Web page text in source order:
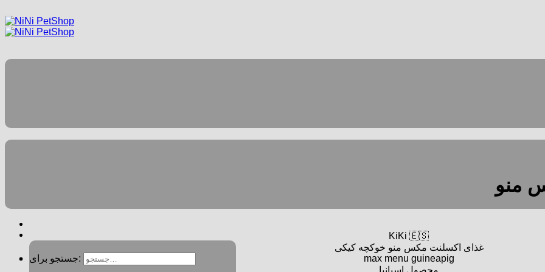
جستجو برای:
KiKi 🇪🇸
غذای اکسلنت مکس منو خوکچه کیکی
max menu guineapig
محصول اسپانیا